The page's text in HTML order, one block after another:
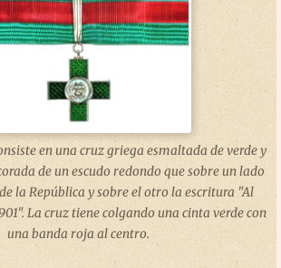
en una cruz griega esmaltada de verde y
de un escudo redondo que sobre un lado
la República y sobre el otro la escritura "Al
La cruz tiene colgando una cinta verde con
una banda roja al centro.